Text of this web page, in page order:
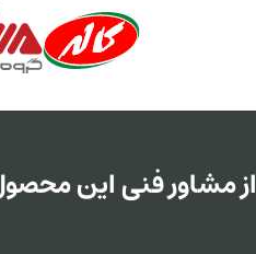
از مشاور فنی این